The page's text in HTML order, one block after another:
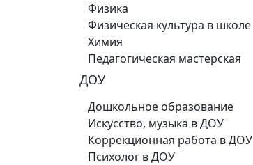
Физика
Физическая культура в школе
Химия
Педагогическая мастерская
ДОУ
Дошкольное образование
Искусство, музыка в ДОУ
Коррекционная работа в ДОУ
Психолог в ДОУ